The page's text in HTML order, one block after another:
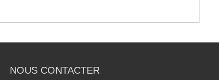
NOUS CONTACTER